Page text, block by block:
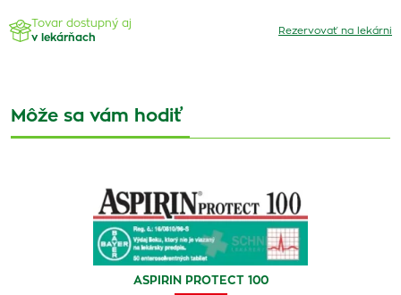
Tovar dostupný aj
v lekárňach
Rezervovať na lekárni
Môže sa vám hodiť
ASPIRIN PROTECT 100